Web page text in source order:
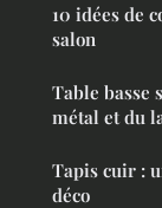
10 idées de
salon
Table basse
métal et du
Tapis cuir :
déco